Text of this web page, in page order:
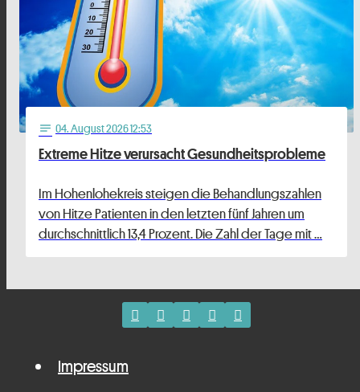
notes 04. August 2026 12:53
Extreme Hitze verursacht Gesundheitsprobleme
Im Hohenlohekreis steigen die Behandlungszahlen
von Hitze Patienten in den letzten fünf Jahren um
durchschnittlich 13,4 Prozent. Die Zahl der Tage mit …
Impressum